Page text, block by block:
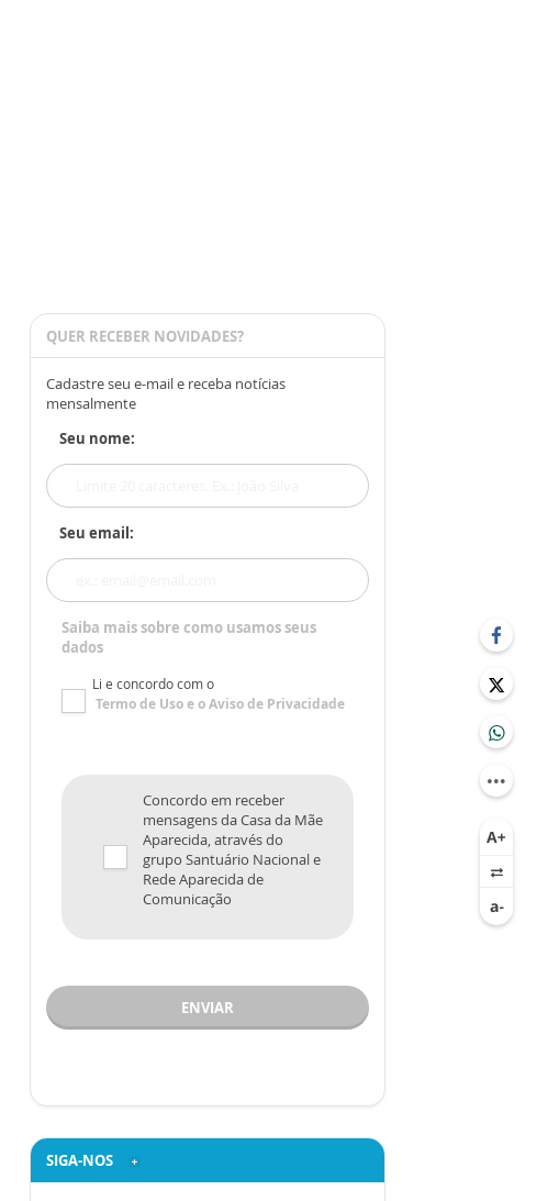
QUER RECEBER NOVIDADES?
Cadastre seu e-mail e receba notícias
mensalmente
Seu nome:
Seu email:
Saiba mais sobre como usamos seus
dados
Li e concordo com o
Termo de Usoe oAviso de Privacidade
Concordo em receber
mensagens da Casa da Mãe
Aparecida, através do
grupo Santuário Nacional e
Rede Aparecida de
Comunicação
ENVIAR
SIGA-NOS